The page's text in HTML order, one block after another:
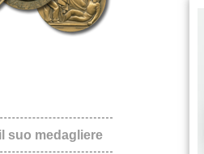
suo medagliere